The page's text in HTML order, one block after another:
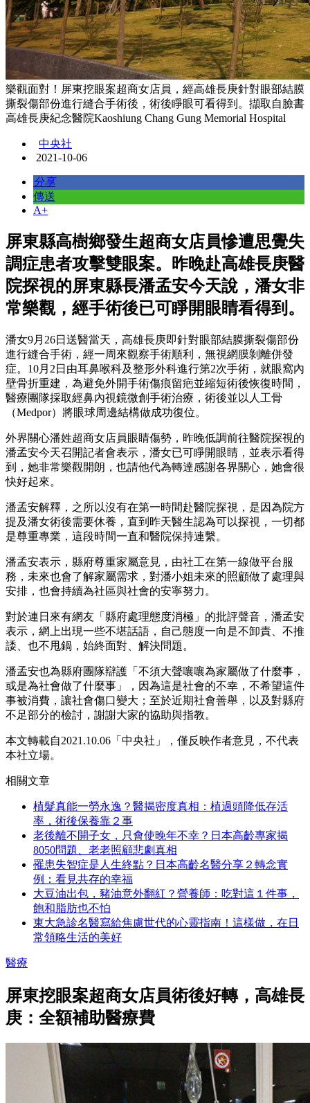
樂觀面對！屏東挖眼案超商女店員，經高雄長庚針對眼部結膜
撕裂傷部份進行縫合手術後，術後睜眼可看得到。擷取自臉書
高雄長庚紀念醫院Kaoshiung Chang Gung Memorial Hospital
中央社
2021-10-06
分享
傳送
A+
屏東縣高樹鄉發生超商女店員慘遭思覺失
調症患者攻擊雙眼案。昨晚赴高雄長庚醫
院探視的屏東縣長潘孟安今天說，潘女非
常樂觀，經手術後已可睜開眼睛看得到。
潘女9月26日送醫當天，高雄長庚即針對眼部結膜撕裂傷部份
進行縫合手術，經一周來觀察手術順利，無視網膜剝離併發
症。10月2日由耳鼻喉科及整形外科進行第2次手術，就眼窩內
壁骨折重建，為避免外開手術傷痕留疤並縮短術後恢復時間，
醫療團隊採取經鼻內視鏡微創手術治療，術後並以人工骨
（Medpor）將眼球周邊結構做成功復位。
外界關心潘姓超商女店員眼睛傷勢，昨晚低調前往醫院探視的
潘孟安今天召開記者會表示，潘女已可睜開眼睛，並表示看得
到，她非常樂觀開朗，也請他代為轉達感謝各界關心，她會很
快好起來。
潘孟安解釋，之所以沒有在第一時間赴醫院探視，是因為院方
提及潘女術後需要休養，直到昨天醫生認為可以探視，一切都
是尊重專業，這段時間一直和醫院保持連繫。
潘孟安表示，縣府尊重家屬意見，由社工在第一線做平台服
務，未來也會了解家屬需求，對潘小姐未來的照顧做了處理與
安排，也會持續為社區與社會的安寧努力。
對於連日來有網友「縣府處理態度消極」的批評聲音，潘孟安
表示，網上出現一些不堪話語，自己態度一向是不卸責、不推
諉、也不甩鍋，始終面對、解決問題。
潘孟安也為縣府團隊辯護「不須大聲嚷嚷為家屬做了什麼事，
或是為社會做了什麼事」，因為這是社會的不幸，不希望這件
事被消費，讓社會傷口變大；至於近期社會善舉，以及對縣府
不足部分的檢討，謝謝大家的協助與指教。
本文轉載自2021.10.06「中央社」，僅反映作者意見，不代表
本社立場。
相關文章
植髮真能一勞永逸？醫揭密度真相：植過頭降低存活
率，術後保養靠２事
老後離不開子女，只會使晚年不幸？日本高齡專家揭
8050問題、老老照顧悲劇真相
罹患失智症是人生終點？日本高齡名醫分享２轉念實
例：看見共存的幸福
大豆油出包，豬油意外翻紅？營養師：吃對這１件事，
飽和脂肪也不怕
東大急診名醫寫給焦慮世代的心靈指南！這樣做，在日
常領略生活的美好
醫療
屏東挖眼案超商女店員術後好轉，高雄長
庚：全額補助醫療費